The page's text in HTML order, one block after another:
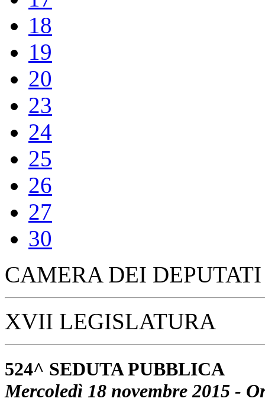
10
11
12
13
16
17
18
19
20
23
24
25
26
27
30